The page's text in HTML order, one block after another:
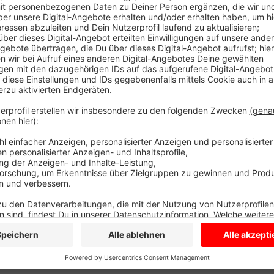
Alle Reparaturarbeiten sind abgeschlossen. Erst
gestreikt. In dieser Woche gab es dann erneut
Gerät. Techniker haben das in Ordnung gebracht.
ist das Hallenbad in Havixbeck wieder geöffnet.